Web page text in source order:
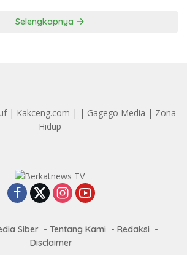
Selengkapnya
| Kakceng.com | | Gagego Media | Zona
Hidup
Siber Tentang Kami
Redaksi
Disclaimer